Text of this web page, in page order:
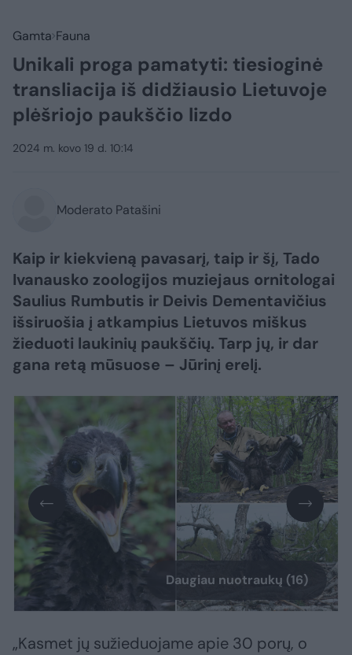
Gamta Fauna
Unikali proga pamatyti: tiesioginė
transliacija iš didžiausio Lietuvoje
plėšriojo paukščio lizdo
2024 m. kovo 19 d. 10:14
Moderato Patašini
Kaip ir kiekvieną pavasarį, taip ir šį, Tado
Ivanausko zoologijos muziejaus ornitologai
Saulius Rumbutis ir Deivis Dementavičius
išsiruošia į atkampius Lietuvos miškus
žieduoti laukinių paukščių. Tarp jų, ir dar
gana retą mūsuose – Jūrinį erelį.
Daugiau nuotraukų (16)
„Kasmet jų sužieduojame apie 30 porų, o